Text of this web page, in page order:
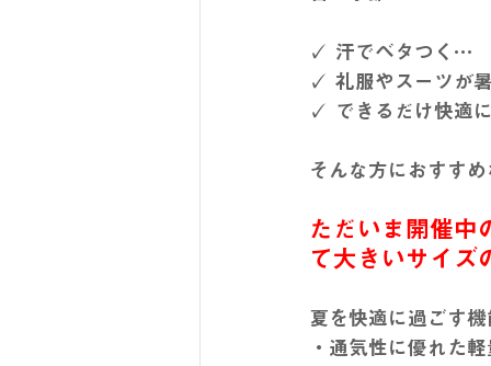
✓ 汗でベタつく…
✓ 礼服やスーツが
✓ できるだけ快適
そんな方におすす
ただいま開催中
て大きいサイズ
夏を快適に過ごす機
・通気性に優れた